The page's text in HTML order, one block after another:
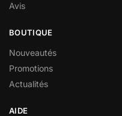
Avis
BOUTIQUE
Nouveautés
Promotions
Actualités
AIDE